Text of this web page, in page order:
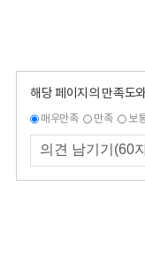
해당 페이지의 만족도
매우만족 만족 보